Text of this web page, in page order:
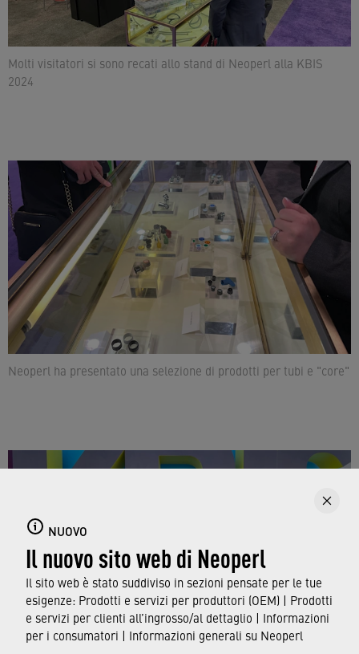
NUOVO
Il nuovo sito web di Neoperl
Il sito web è stato suddiviso in sezioni pensate per le tue
esigenze: Prodotti e servizi per produttori (OEM) | Prodotti
e servizi per clienti all’ingrosso/al dettaglio | Informazioni
per i consumatori | Informazioni generali su Neoperl
Molti visitatori si sono recati allo stand di Neoperl alla KBIS
2024
Neoperl ha presentato una selezione di prodotti per tubi e "core"